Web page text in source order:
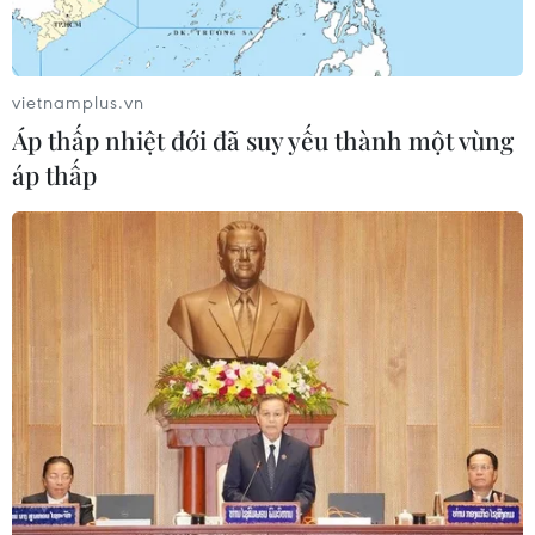
thiết lập số dư an toàn của con cái
06/08/2026 23:44
ChatGPT cung cấp tính năng chat
không giới hạn cho người dùng miễn
phí
Phát hiện lỗ hổng bảo mật nghiêm
trọng trên loạt trình duyệt tích hợp
06/08/2026 15:57
Thành lập Hội đồng cấp Nhà nước
vietnamplus.vn
Áp thấp nhiệt đới đã suy yếu thành một vùng
áp thấp